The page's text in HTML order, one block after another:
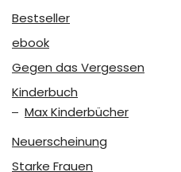
Bestseller
ebook
Gegen das Vergessen
Kinderbuch
Max Kinderbücher
Neuerscheinung
Starke Frauen